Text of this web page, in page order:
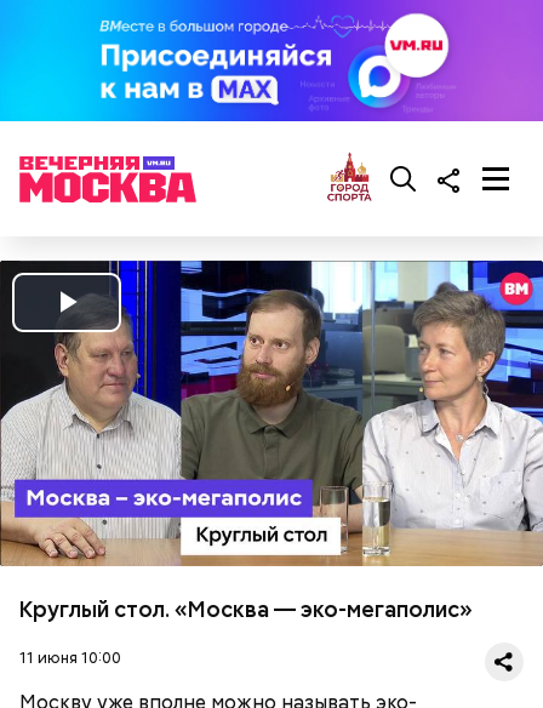
Play
Video
Круглый стол. «Москва — эко-мегаполис»
11 июня 10:00
Москву уже вполне можно называть эко-